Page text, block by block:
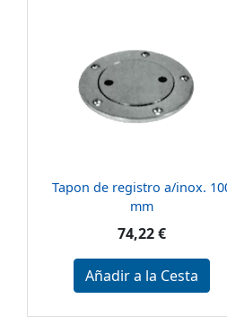
Tapon de registro a/inox.
mm
74,22 €
Añadir a la Cesta